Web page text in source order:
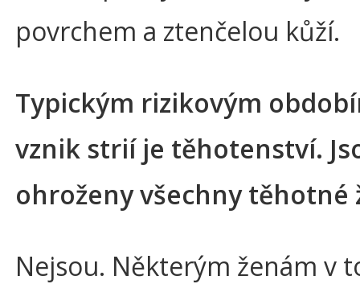
povrchem a ztenčelou kůží.
Typickým rizikovým
vznik strií je těhotenství.
ohroženy všechny těhotné
Nejsou. Některým ženám v